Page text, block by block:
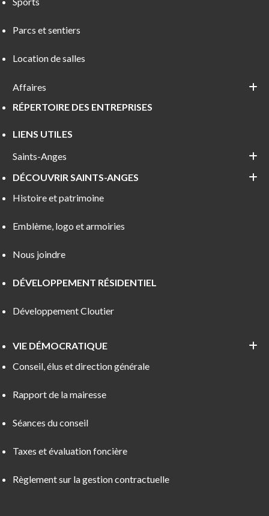
Parcs et sentiers
Location de salles
Affaires
RÉPERTOIRE DES ENTREPRISES
LIENS UTILES
Saints-Anges
DÉCOUVRIR SAINTS-ANGES
Histoire et patrimoine
Emblème, logo et armoiries
Nous joindre
DÉVELOPPEMENT RÉSIDENTIEL
Développement Cloutier
VIE DÉMOCRATIQUE
Conseil, élus et direction générale
Rapport de la mairesse
Séances du conseil
Taxes et évaluation foncière
Règlement sur la gestion contractuelle